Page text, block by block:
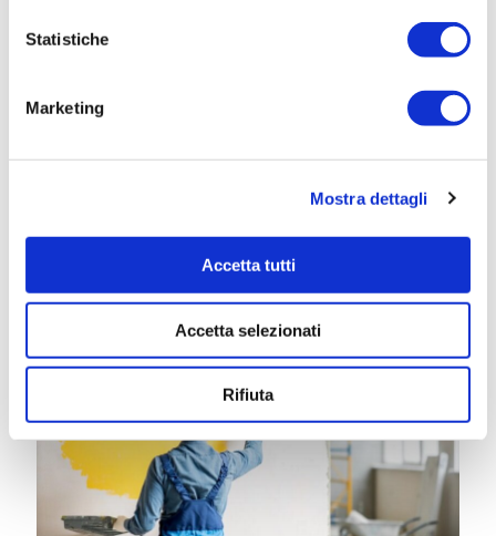
Statistiche
Marketing
Mostra dettagli
Accetta tutti
Accetta selezionati
Rifiuta
Iscriviti